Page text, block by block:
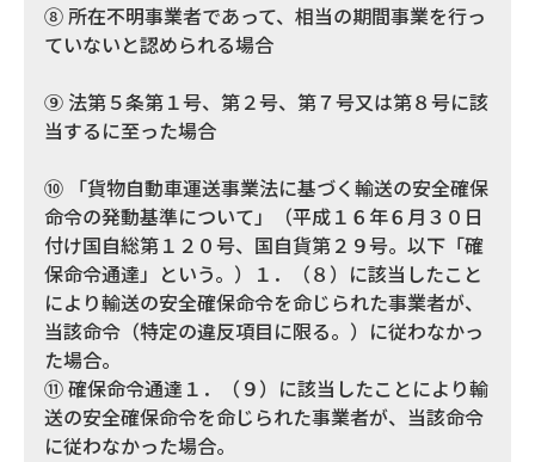
⑧ 所在不明事業者であって、相当の期間事業を行っ
ていないと認められる場合
⑨ 法第５条第１号、第２号、第７号又は第８号に該
当するに至った場合
⑩ 「貨物自動車運送事業法に基づく輸送の安全確保
命令の発動基準について」（平成１６年６月３０日
付け国自総第１２０号、国自貨第２９号。以下「確
保命令通達」という。）１．（８）に該当したこと
により輸送の安全確保命令を命じられた事業者が、
当該命令（特定の違反項目に限る。）に従わなかっ
た場合。
⑪ 確保命令通達１．（９）に該当したことにより輸
送の安全確保命令を命じられた事業者が、当該命令
に従わなかった場合。